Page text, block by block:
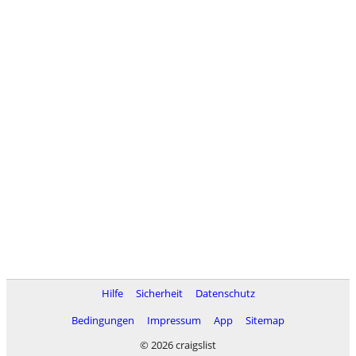
Hilfe Sicherheit
Datenschutz
Bedingungen
Impressum App
Sitemap
© 2026 craigslist